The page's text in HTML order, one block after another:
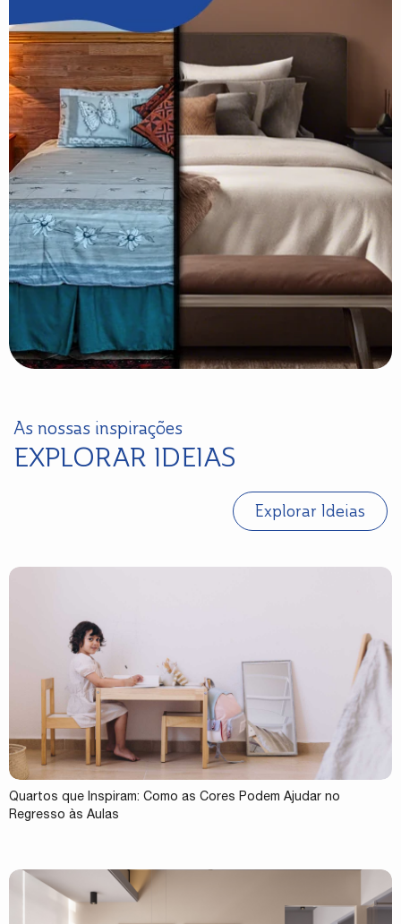
As nossas inspirações
EXPLORAR IDEIAS
Explorar Ideias
Quartos que Inspiram: Como as Cores Podem Ajudar no
Regresso às Aulas